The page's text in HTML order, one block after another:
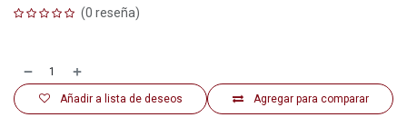
(0 reseña)
Agregar para comparar
Añadir a lista de deseos